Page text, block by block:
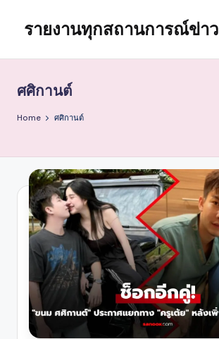
content
รายงานทุกสถานการณ์ข่าว
ศศิกานต์
Home ศศิกานต์